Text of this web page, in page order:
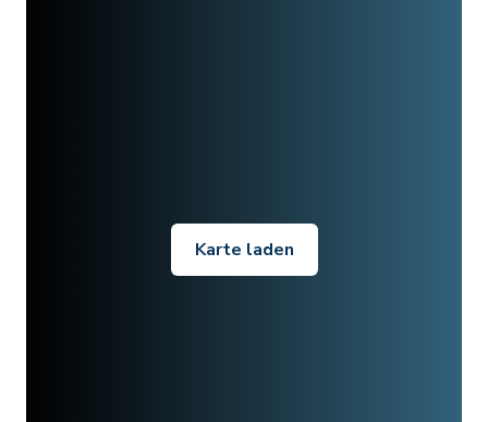
Karte laden